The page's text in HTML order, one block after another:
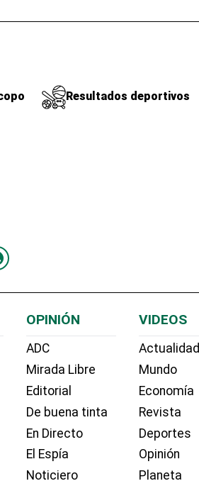
Resultados deportivos
OPINIÓN
ADC
Mirada Libre
Editorial
De buena tinta
En Directo
El Espía
Noticiero
VIDEOS
Actualidad
Mundo
Economía
Revista
Deportes
Opinión
Planeta